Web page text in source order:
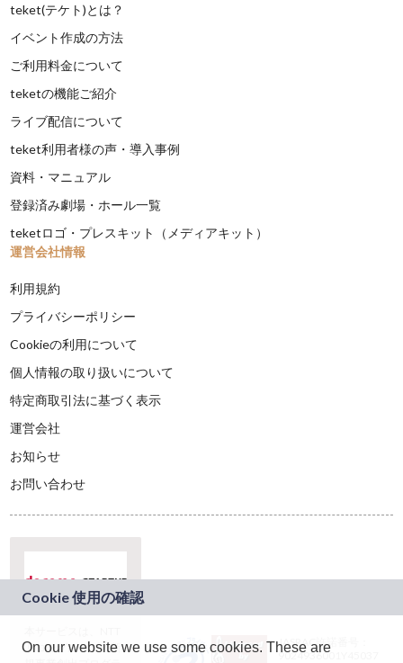
teket(テケト)とは？
イベント作成の方法
ご利用料金について
teketの機能ご紹介
ライブ配信について
teket利用者様の声・導入事例
資料・マニュアル
登録済み劇場・ホール一覧
teketロゴ・プレスキット（メディアキット）
運営会社情報
利用規約
プライバシーポリシー
Cookieの利用について
個人情報の取り扱いについて
特定商取引法に基づく表示
運営会社
お知らせ
お問い合わせ
ドコモグループの新
JASRAC許諾番号：
9024936001Y45037
On our website we use some cookies. These are